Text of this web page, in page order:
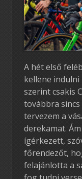
A hét első
kellene
szerint csakis
továbbra sincs
tervezem a
derekamat.
ígérkezett,
főrendezőt,
felajánlotta a